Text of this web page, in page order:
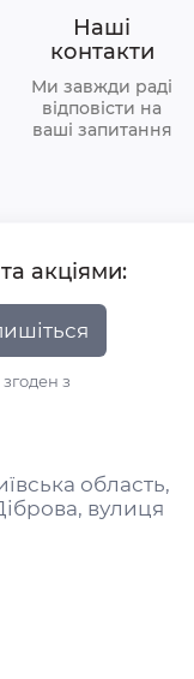
Наші
контакти
Ми завжди раді
відповісти на
ваші запитання
акціями:
згоден з
область,
вулиця